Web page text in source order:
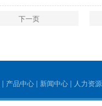
下一页
| 产品中心 | 新闻中心 | 人力资源